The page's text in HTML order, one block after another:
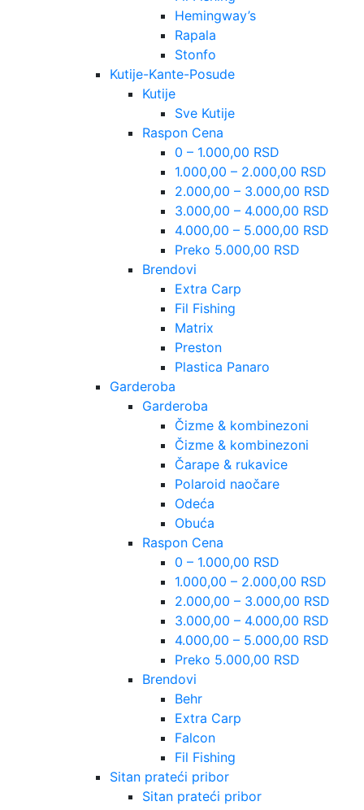
Hemingway’s
Rapala
Stonfo
Kutije-Kante-Posude
Kutije
Sve Kutije
Raspon Cena
0 – 1.000,00 RSD
1.000,00 – 2.000,00 RSD
2.000,00 – 3.000,00 RSD
3.000,00 – 4.000,00 RSD
4.000,00 – 5.000,00 RSD
Preko 5.000,00 RSD
Brendovi
Extra Carp
Fil Fishing
Matrix
Preston
Plastica Panaro
Garderoba
Garderoba
Čizme & kombinezoni
Čizme & kombinezoni
Čarape & rukavice
Polaroid naočare
Odeća
Obuća
Raspon Cena
0 – 1.000,00 RSD
1.000,00 – 2.000,00 RSD
2.000,00 – 3.000,00 RSD
3.000,00 – 4.000,00 RSD
4.000,00 – 5.000,00 RSD
Preko 5.000,00 RSD
Brendovi
Behr
Extra Carp
Falcon
Fil Fishing
Sitan prateći pribor
Sitan prateći pribor